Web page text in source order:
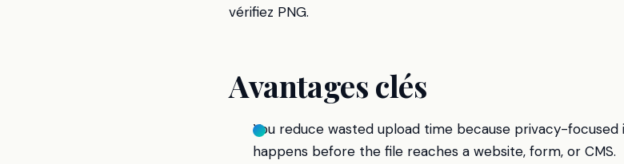
vérifiez PNG.
Avantages clés
You reduce wasted upload time because privacy-focused
happens before the file reaches a website, form, or CMS.